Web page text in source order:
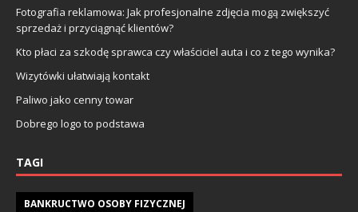
Fotografia reklamowa: Jak profesjonalne zdjęcia mogą zwiększyć
sprzedaż i przyciągnąć klientów?
Kto płaci za szkodę sprawca czy właściciel auta i co z tego wynika?
Wizytówki ułatwiają kontakt
Paliwo jako cenny towar
Dobrego logo to podstawa
TAGI
BANKRUCTWO OSOBY FIZYCZNEJ